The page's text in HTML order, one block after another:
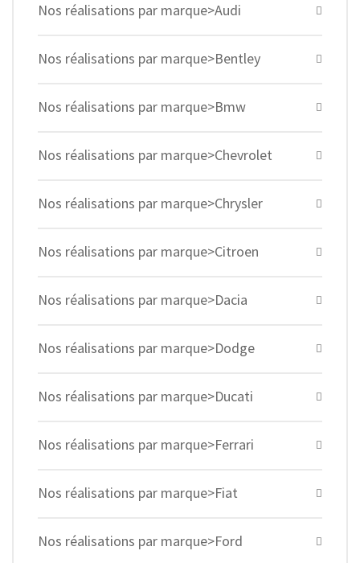
Nos réalisations par marque>Audi
Nos réalisations par marque>Bentley
Nos réalisations par marque>Bmw
Nos réalisations par marque>Chevrolet
Nos réalisations par marque>Chrysler
Nos réalisations par marque>Citroen
Nos réalisations par marque>Dacia
Nos réalisations par marque>Dodge
Nos réalisations par marque>Ducati
Nos réalisations par marque>Ferrari
Nos réalisations par marque>Fiat
Nos réalisations par marque>Ford